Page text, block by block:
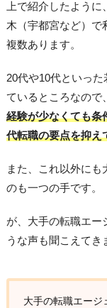
上で紹介したよう
木（宇都宮など）で
複数あります。
20代や10代といっ
ているところなので、
経験が少なくても条
代転職の要点を抑え
また、これ以外にも
のも一つの手です。
が、大手の転職エー
うな声も聞こえてき
大手の転職エージ